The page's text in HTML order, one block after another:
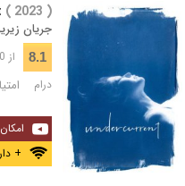
( 2023 )
جریان
8.1 از 10
درام
+